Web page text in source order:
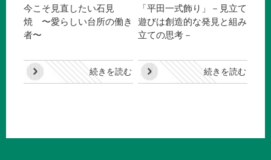
今こそ見直したい石見
焼 〜愛らしい台所の働き
者〜
続きを読む
「平田一式飾り」－見立て
遊びは創造的な発見と組み
立ての思考－
続きを読む